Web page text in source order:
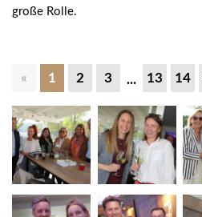
große Rolle.
« 1 2 3 ... 13 14